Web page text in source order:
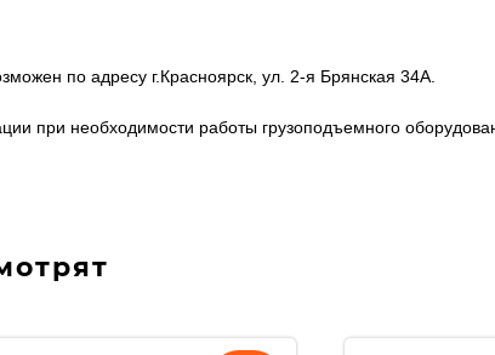
по адресу г.Красноярск, ул. 2-я Брянская 34А.
при необходимости работы грузоподъемного